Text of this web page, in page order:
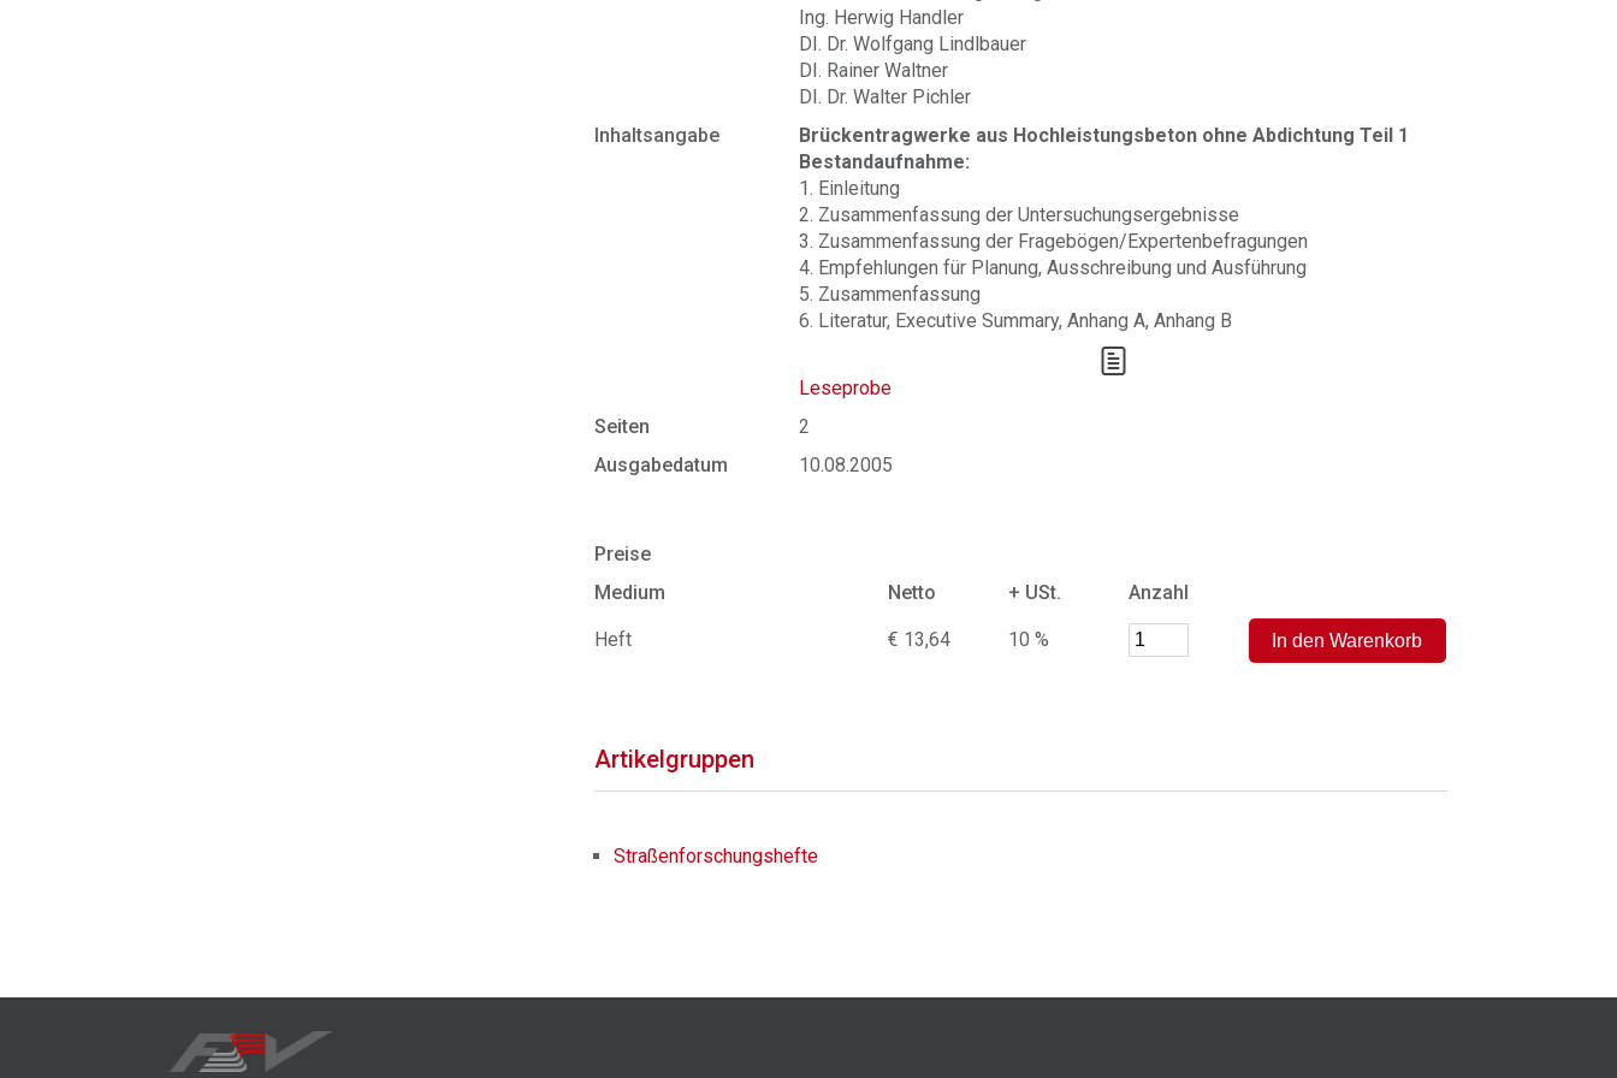
Ing. Herwig Handler
DI. Dr. Wolfgang Lindlbauer
DI. Rainer Waltner
DI. Dr. Walter Pichler
Inhaltsangabe
Brückentragwerke aus Hochleistungsbeton ohne Abdichtung Teil 1
Bestandaufnahme:
1. Einleitung
2. Zusammenfassung der Untersuchungsergebnisse
3. Zusammenfassung der Fragebögen/Expertenbefragungen
4. Empfehlungen für Planung, Ausschreibung und Ausführung
5. Zusammenfassung
6. Literatur, Executive Summary, Anhang A, Anhang B
Leseprobe
Seiten
2
Ausgabedatum
10.08.2005
Preise
Medium
Netto + USt. Anzahl
Heft € 13,64 10 %
Artikelgruppen
Straßenforschungshefte